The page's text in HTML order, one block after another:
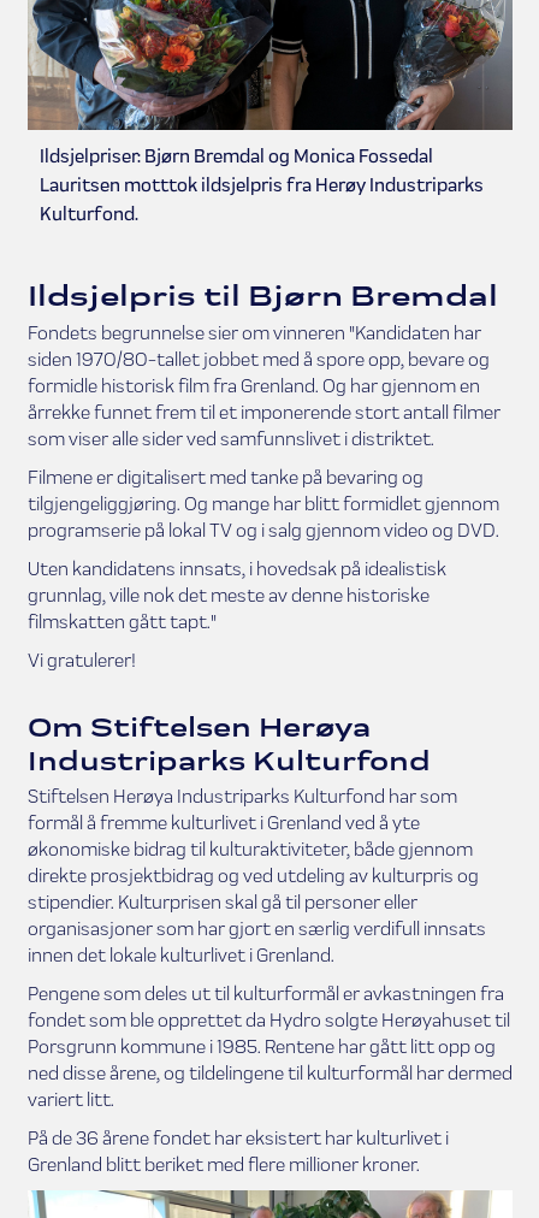
Ildsjelpriser: Bjørn Bremdal og Monica Fossedal
Lauritsen motttok ildsjelpris fra Herøy Industriparks
Kulturfond.
Ildsjelpris til Bjørn Bremdal
Fondets begrunnelse sier om vinneren "Kandidaten har
siden 1970/80-tallet jobbet med å spore opp, bevare og
formidle historisk film fra Grenland. Og har gjennom en
årrekke funnet frem til et imponerende stort antall filmer
som viser alle sider ved samfunnslivet i distriktet.
Filmene er digitalisert med tanke på bevaring og
tilgjengeliggjøring. Og mange har blitt formidlet gjennom
programserie på lokal TV og i salg gjennom video og DVD.
Uten kandidatens innsats, i hovedsak på idealistisk
grunnlag, ville nok det meste av denne historiske
filmskatten gått tapt."
Vi gratulerer!
Om Stiftelsen Herøya
Industriparks Kulturfond
Stiftelsen Herøya Industriparks Kulturfond har som
formål å fremme kulturlivet i Grenland ved å yte
økonomiske bidrag til kulturaktiviteter, både gjennom
direkte prosjektbidrag og ved utdeling av kulturpris og
stipendier. Kulturprisen skal gå til personer eller
organisasjoner som har gjort en særlig verdifull innsats
innen det lokale kulturlivet i Grenland.
Pengene som deles ut til kulturformål er avkastningen fra
fondet som ble opprettet da Hydro solgte Herøyahuset til
Porsgrunn kommune i 1985. Rentene har gått litt opp og
ned disse årene, og tildelingene til kulturformål har dermed
variert litt.
På de 36 årene fondet har eksistert har kulturlivet i
Grenland blitt beriket med flere millioner kroner.